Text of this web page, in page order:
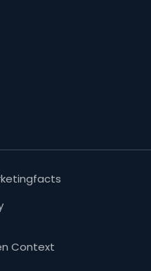
Context